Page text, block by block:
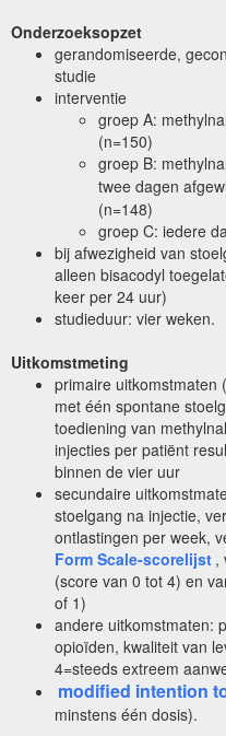
Onderzoeksopzet
gerandomiseerde,
studie
interventie
groep A:
(n=150)
groep B:
twee dagen
(n=148)
groep C: iedere
bij afwezigheid van
alleen bisacodyl
keer per 24 uur)
studieduur: vier weken.
Uitkomstmeting
primaire uitkomstmaten
met één spontane
toediening van
injecties per patiënt
binnen de vier uur
secundaire
stoelgang na injectie,
ontlastingen per week,
Form Scale-scorelijst ,
(score van 0 tot 4) en
of 1)
andere uitkomstmaten:
opioïden, kwaliteit van
4=steeds extreem
modified intention
minstens één dosis).